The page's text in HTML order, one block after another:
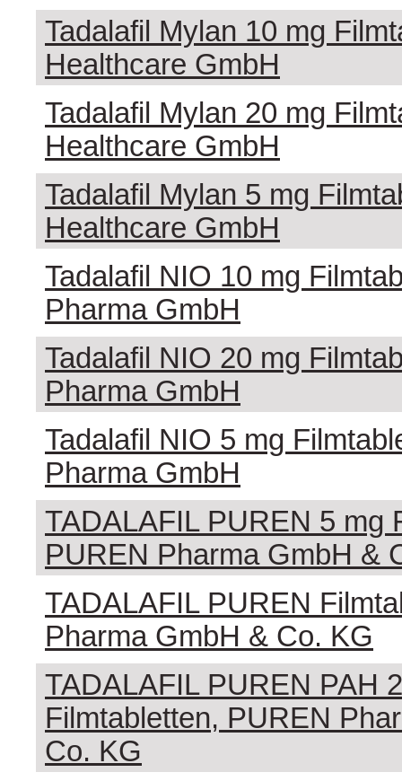
Tadalafil Mylan 10 mg
Healthcare GmbH
Tadalafil Mylan 20 mg
Healthcare GmbH
Tadalafil Mylan 5 mg
Healthcare GmbH
Tadalafil NIO 10 mg
Pharma GmbH
Tadalafil NIO 20 mg
Pharma GmbH
Tadalafil NIO 5 mg
Pharma GmbH
TADALAFIL PUREN 5 mg
PUREN Pharma GmbH &
TADALAFIL PUREN
Pharma GmbH & Co. KG
TADALAFIL PUREN PAH
Filmtabletten, PUREN
Co. KG